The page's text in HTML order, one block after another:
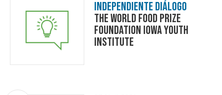
Independiente Diálogo
The World Food Prize
Foundation Iowa Youth
Institute